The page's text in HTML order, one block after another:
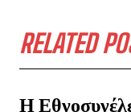
RELATED
Η